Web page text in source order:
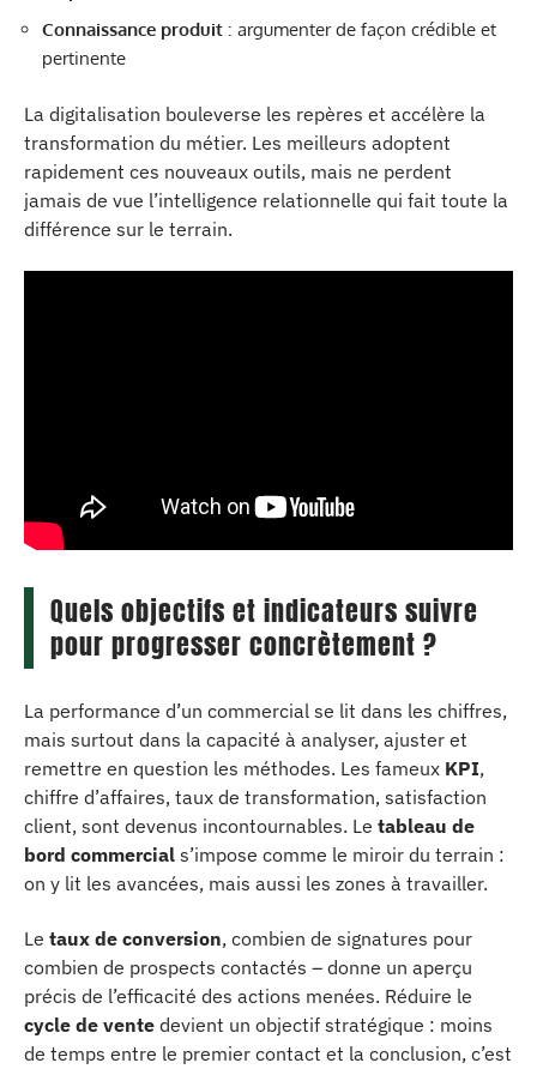
Connaissance produit : argumenter de façon crédible et
pertinente
La digitalisation bouleverse les repères et accélère la
transformation du métier. Les meilleurs adoptent
rapidement ces nouveaux outils, mais ne perdent
jamais de vue l’intelligence relationnelle qui fait toute la
différence sur le terrain.
Quels objectifs et indicateurs suivre
pour progresser concrètement ?
La performance d’un commercial se lit dans les chiffres,
mais surtout dans la capacité à analyser, ajuster et
remettre en question les méthodes. Les fameux KPI,
chiffre d’affaires, taux de transformation, satisfaction
client, sont devenus incontournables. Le tableau de
bord commercial s’impose comme le miroir du terrain :
on y lit les avancées, mais aussi les zones à travailler.
Le taux de conversion, combien de signatures pour
combien de prospects contactés – donne un aperçu
précis de l’efficacité des actions menées. Réduire le
cycle de vente devient un objectif stratégique : moins
de temps entre le premier contact et la conclusion, c’est